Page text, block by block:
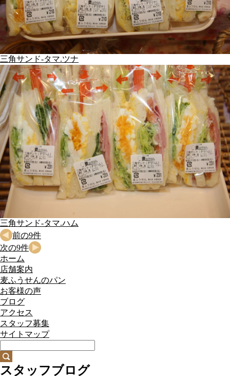
三角サンド-タマ.ツナ
三角サンド-タマ.ハム
前の9件
次の9件
ホーム
店舗案内
麦ふうせんのパン
お客様の声
ブログ
アクセス
スタッフ募集
サイトマップ
スタッフブログ